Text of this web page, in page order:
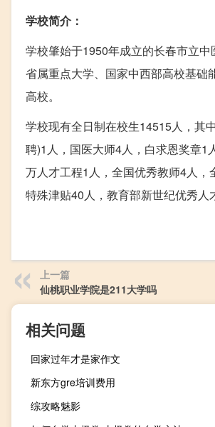
学校简介：
学校肇始于1950年成立的长春市立
省属重点大学、国家中西部高校基础
高校。
学校现有全日制在校生14515人，其
聘)1人，国医大师4人，白求恩奖章1
万人才工程1人，全国优秀教师4人
特殊津贴40人，教育部新世纪优秀人
上一篇
仙桃职业学院是211大学吗
相关问题
回家过年才是家作文
新东方gre培训费用
综攻略魅影